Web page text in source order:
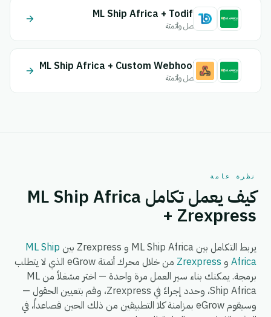
ML Ship Africa + Todify
اتصل وأتمتة
ML Ship Africa + Custom Webhook
اتصل وأتمتة
نظرة عامة
كيف يعمل تكامل ML Ship Africa
+ Zrexpress
يربط التكامل بين ML Ship Africa و Zrexpress بين
ML Ship
Africa و Zrexpress
من خلال محرك أتمتة eGrow الذي لا يتطلب
برمجة. يمكنك بناء سير العمل مرة واحدة — اختر مشغلاً من ML
Ship Africa، وحدد إجراءً في Zrexpress، وقم بتعيين الحقول —
وسيقوم eGrow بمزامنة كلا التطبيقين من ذلك الحين فصاعداً، في